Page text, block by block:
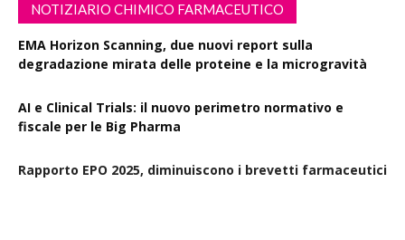
NOTIZIARIO CHIMICO FARMACEUTICO
EMA Horizon Scanning, due nuovi report sulla
degradazione mirata delle proteine e la microgravità
AI e Clinical Trials: il nuovo perimetro normativo e
fiscale per le Big Pharma
Rapporto EPO 2025, diminuiscono i brevetti farmaceutici